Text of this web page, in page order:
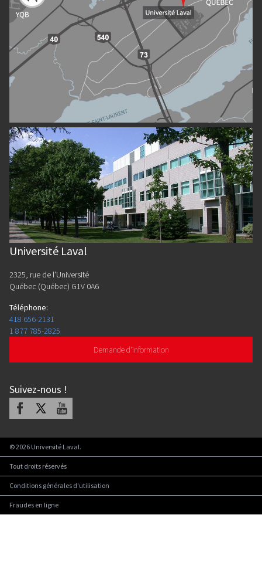
Université Laval
2325, rue de l'Université
Québec (Québec) G1V 0A6
Téléphone:
418 656-2131
1 877 785-2825
Demande d'information
Suivez-nous !
Facebook Youtube
©2026 Université Laval.
Tout droits réservés
Conditions générales d'utilisation
Fraudes en ligne